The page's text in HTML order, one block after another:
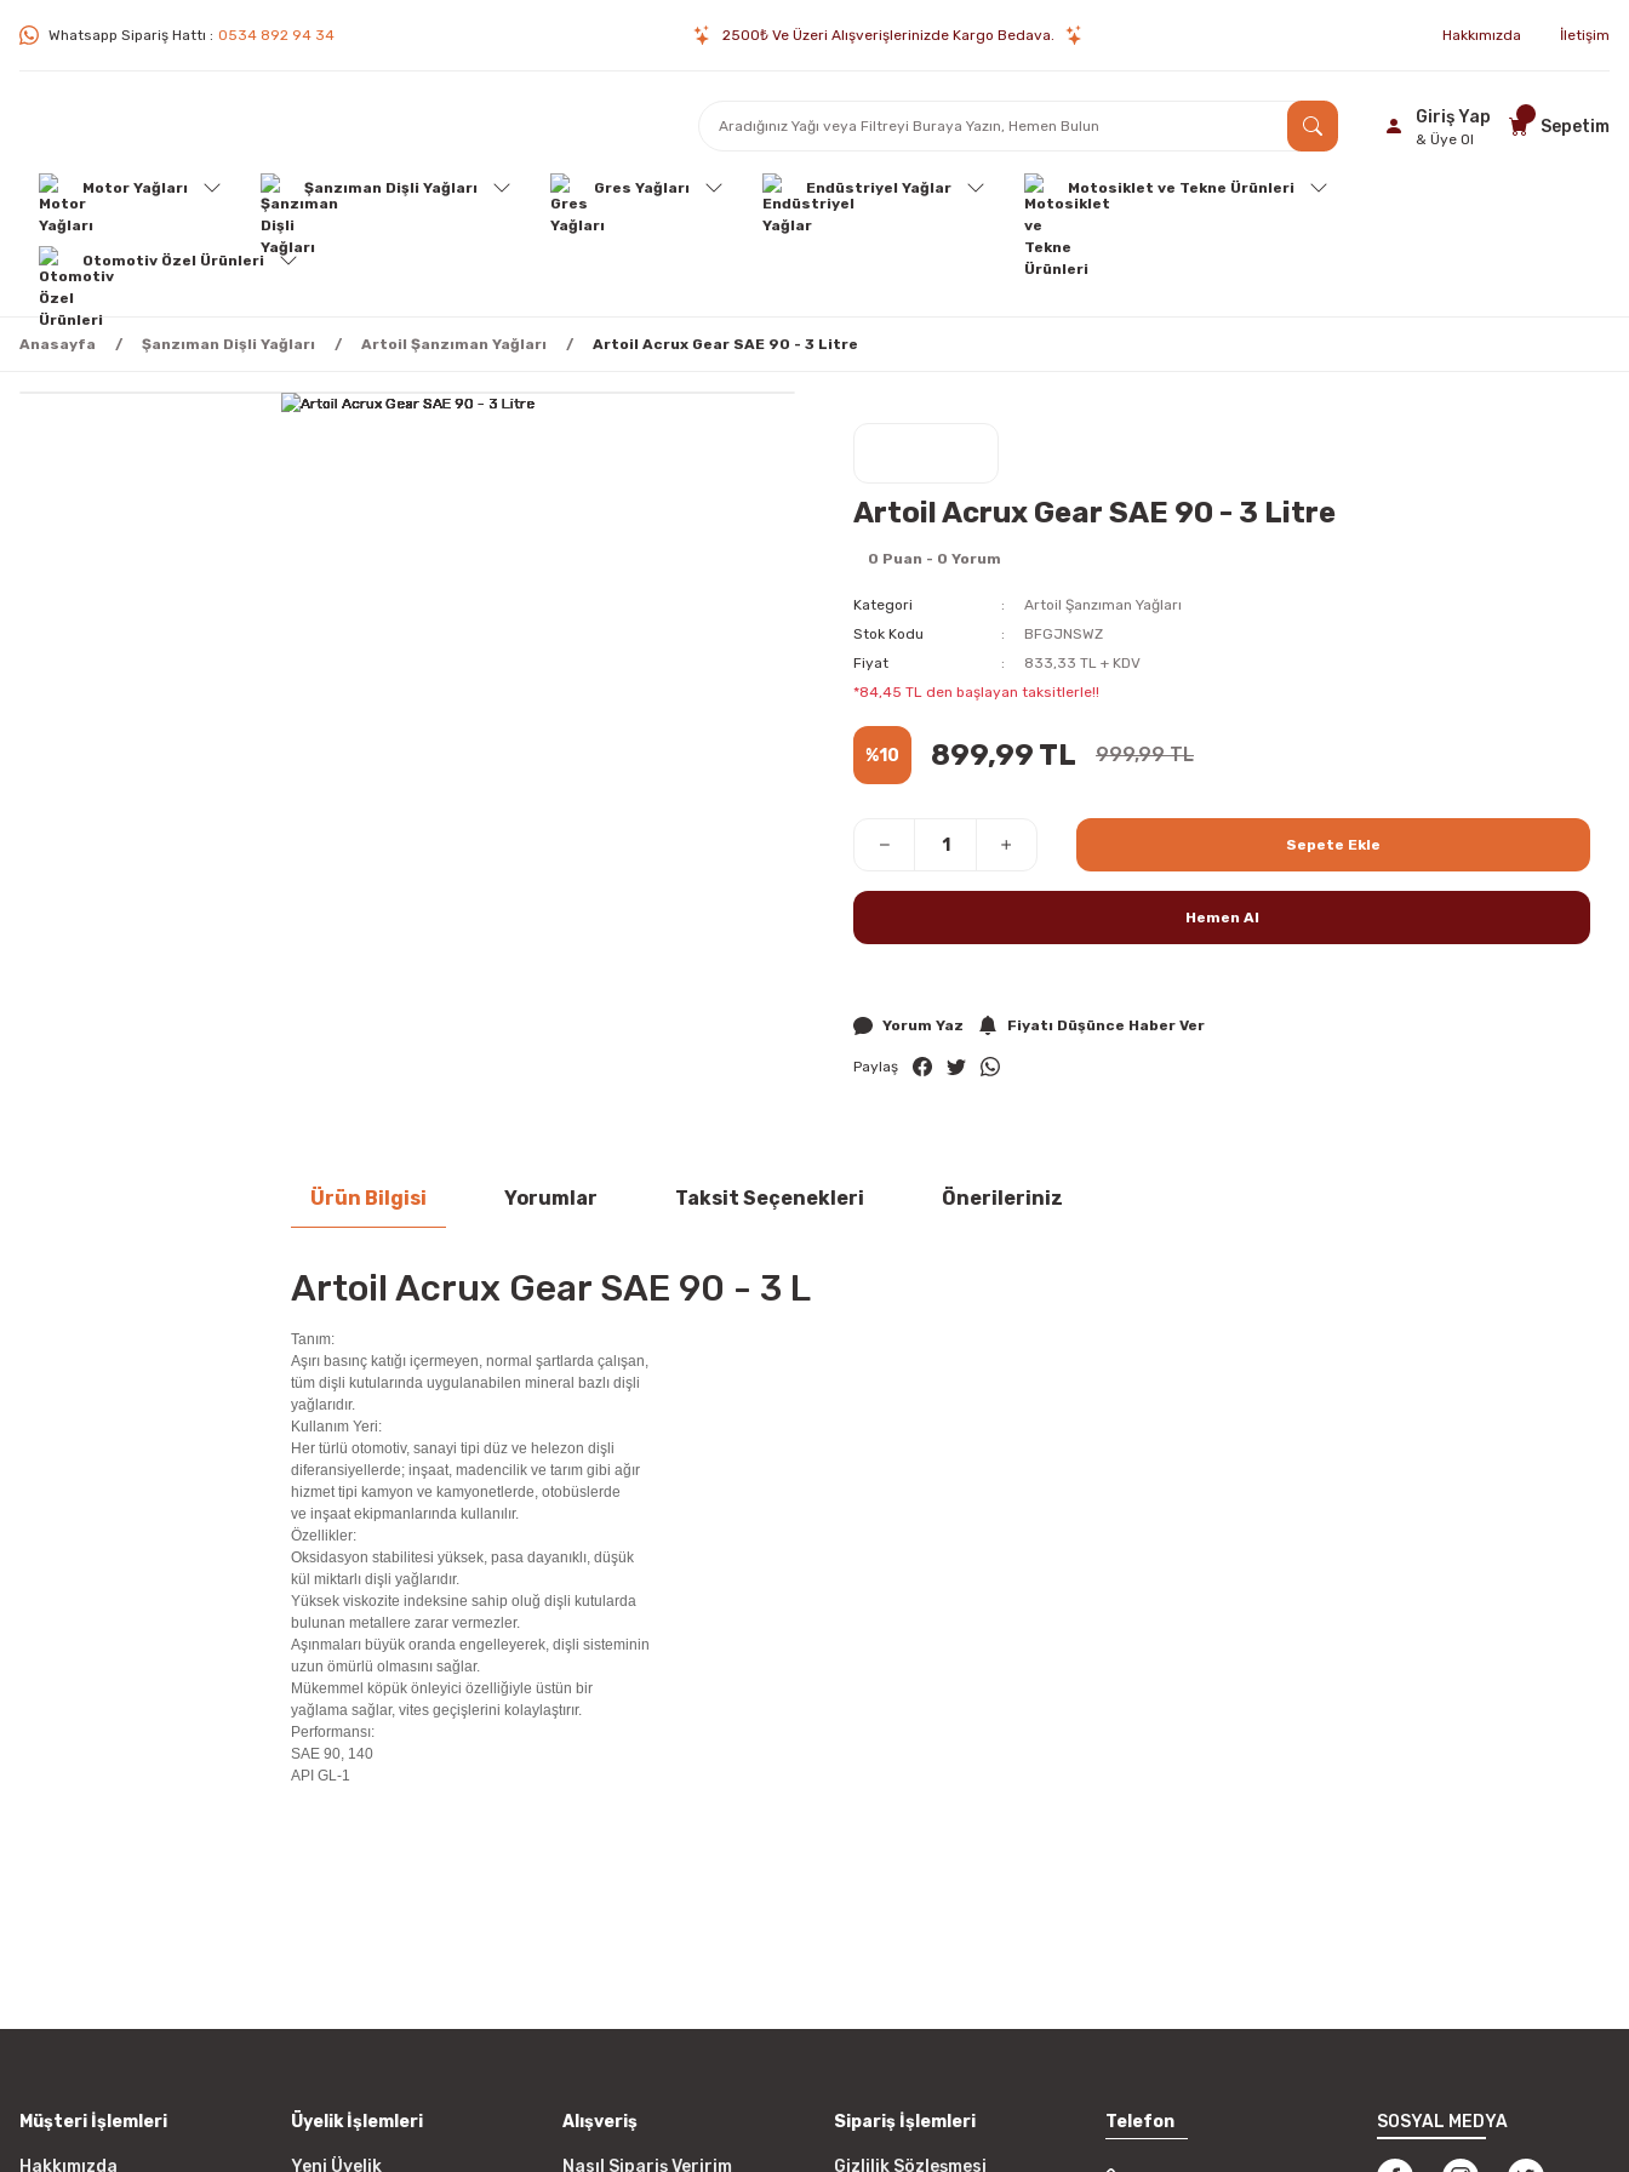
Whatsapp Sipariş Hattı : 0534 892 94 34 2500₺ Ve Üzeri Alışverişlerinizde Kargo Bedava. Hakkımızda İletişim
Giriş Yap
& Üye Ol
Sepetim
Motor Yağları Şanzıman Dişli Yağları Gres Yağları Endüstriyel Yağlar Motosiklet ve Tekne Ürünleri
Otomotiv Özel Ürünleri
Anasayfa Şanzıman Dişli Yağları Artoil Şanzıman Yağları Artoil Acrux Gear SAE 90 - 3 Litre
Artoil Acrux Gear SAE 90 - 3 Litre
0 Puan - 0 Yorum
Kategori
Artoil Şanzıman Yağları
Stok Kodu
BFGJNSWZ
Fiyat
833,33 TL + KDV
*84,45 TL den başlayan taksitlerle!!
%10 899,99 TL 999,99 TL
Sepete Ekle
Hemen Al
Yorum Yaz Fiyatı Düşünce Haber Ver
Paylaş
Ürün Bilgisi Yorumlar Taksit Seçenekleri Önerileriniz
Artoil Acrux Gear SAE 90 - 3 L
Tanım:
Aşırı basınç katığı içermeyen, normal şartlarda çalışan,
tüm dişli kutularında uygulanabilen mineral bazlı dişli
yağlarıdır.
Kullanım Yeri:
Her türlü otomotiv, sanayi tipi düz ve helezon dişli
diferansiyellerde; inşaat, madencilik ve tarım gibi ağır
hizmet tipi kamyon ve kamyonetlerde, otobüslerde
ve inşaat ekipmanlarında kullanılır.
Özellikler:
Oksidasyon stabilitesi yüksek, pasa dayanıklı, düşük
kül miktarlı dişli yağlarıdır.
Yüksek viskozite indeksine sahip oluğ dişli kutularda
bulunan metallere zarar vermezler.
Aşınmaları büyük oranda engelleyerek, dişli sisteminin
uzun ömürlü olmasını sağlar.
Mükemmel köpük önleyici özelliğiyle üstün bir
yağlama sağlar, vites geçişlerini kolaylaştırır.
Performansı:
SAE 90, 140
API GL-1
Müşteri İşlemleri
Hakkımızda
Üyelik İşlemleri
Yeni Üyelik
Alışveriş
Nasıl Sipariş Veririm
Sipariş İşlemleri
Gizlilik Sözleşmesi
Telefon SOSYAL MEDYA